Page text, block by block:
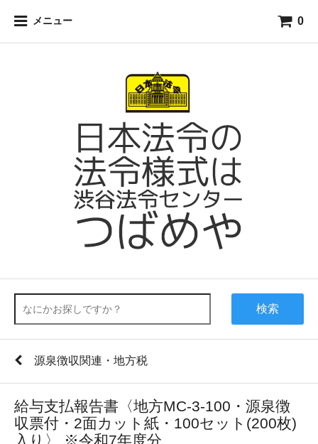
メニュー 0
検索
源泉徴収関連・地方税
給与支払報告書〈地方MC-3-100・源泉徴
収票付・2面カット紙・100セット(200枚)
入り〉 ※令和7年度分